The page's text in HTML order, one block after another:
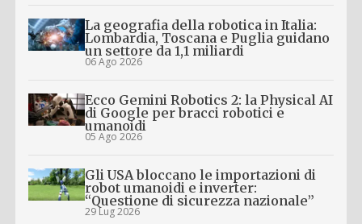
La geografia della robotica in Italia:
Lombardia, Toscana e Puglia guidano
un settore da 1,1 miliardi
06 Ago 2026
Ecco Gemini Robotics 2: la Physical AI
di Google per bracci robotici e
umanoidi
05 Ago 2026
Gli USA bloccano le importazioni di
robot umanoidi e inverter:
“Questione di sicurezza nazionale”
29 Lug 2026